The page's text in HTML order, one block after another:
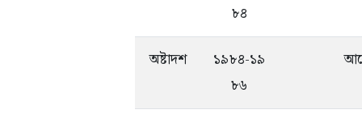
৮৪
অষ্টাদশ
১৯৮৪-১৯
৮৬